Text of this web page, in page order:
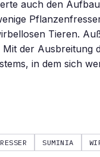
auch den
Tieren.
der Ausbreitung
in dem sich
SUMINIA